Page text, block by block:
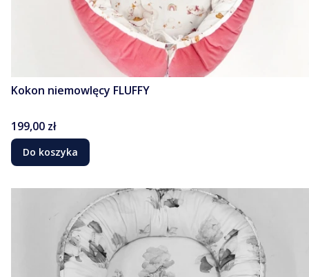
Kokon niemowlęcy FLUFFY
Cena
199,00 zł
Do koszyka